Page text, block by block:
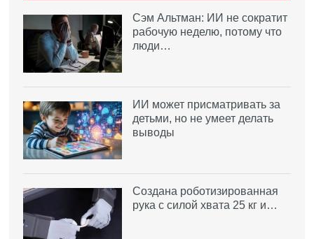
Сэм Альтман: ИИ не сократит
рабочую неделю, потому что
люди…
ИИ может присматривать за
детьми, но не умеет делать
выводы
Создана роботизированная
рука с силой хвата 25 кг и…